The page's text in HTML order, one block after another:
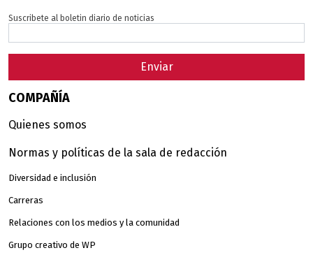
Suscribete al boletin diario de noticias
Enviar
COMPAÑÍA
Quienes somos
Normas y políticas de la sala de redacción
Diversidad e inclusión
Carreras
Relaciones con los medios y la comunidad
Grupo creativo de WP